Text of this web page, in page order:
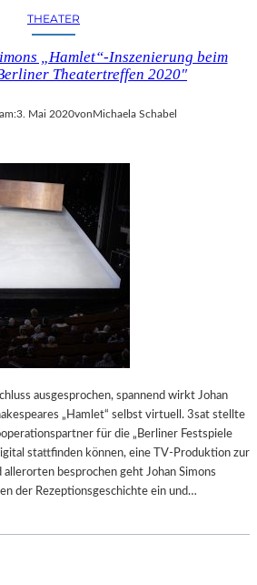
THEATER
„Hamlet“-Inszenierung beim
Theatertreffen 2020″
3. Mai 2020vonMichaela Schabel
ausgesprochen, spannend wirkt Johan
„Hamlet“ selbst virtuell. 3sat stellte
für die „Berliner Festspiele
stattfinden können, eine TV-Produktion zur
besprochen geht Johan Simons
der Rezeptionsgeschichte ein und…